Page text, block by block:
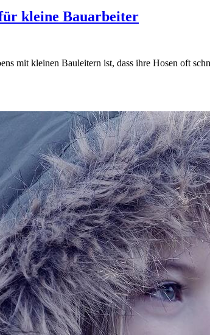
kleine Bauarbeiter
mit kleinen Bauleitern ist, dass ihre Hosen oft